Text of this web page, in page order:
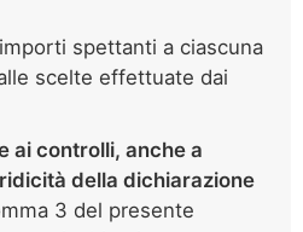
spettanti a ciascuna
scelte effettuate dai
ai controlli, anche a
della dichiarazione
3 del presente